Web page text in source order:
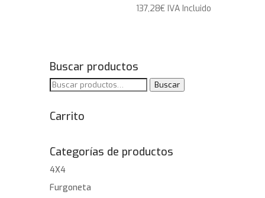
137,28€ IVA Incluido
Buscar productos
Buscar
Buscar
Carrito
Categorías de productos
4X4
Furgoneta